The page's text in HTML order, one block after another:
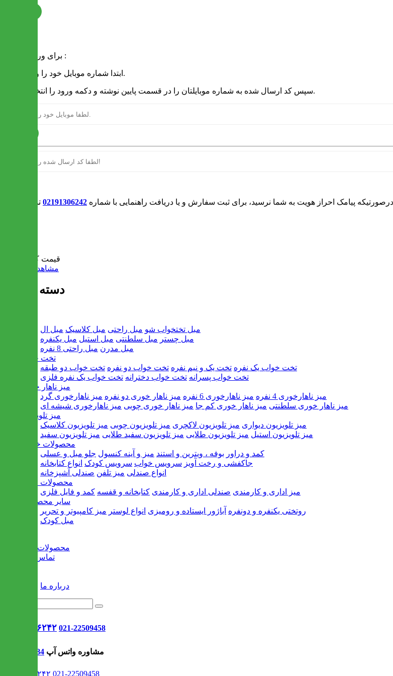
برای ورود به سایت :
1 - ابتدا شماره موبایل خود را وارد کنید.
2 - سپس کد ارسال شده به شماره موبایلتان را در قسمت پایین نوشته و دکمه ورود را انتخاب کنید.
درصورتیکه پیامک احراز هویت به شما نرسید، برای ثبت سفارش و یا دریافت راهنمایی با شماره 02191306242 تماس بگیرید
قیمت کل:
مشاهده سبد خرید
دسته بندی ها
مبل تختخواب شو مبل راحتی مبل کلاسیک مبل ال
مبل چستر مبل سلطنتی مبل استیل مبل یکنفره
مبل مدرن مبل راحتی 8 نفره
تخت خواب
تخت خواب یک نفره تخت یک و نیم نفره تخت خواب دو نفره تخت خواب دو طبقه
تخت خواب پسرانه تخت خواب دخترانه تخت خواب یک نفره فلزی
میز ناهار خوری
میز ناهارخوری 4 نفره
میز ناهارخوری 6 نفره میز ناهار خوری دو نفره میز ناهارخوری گرد
میز ناهار خوری سلطنتی میز ناهار خوری کم جا میز ناهار خوری چوبی میز ناهارخوری شیشه ای
میز تلویزیون
میز تلویزیون دیواری میز تلویزیون لاکچری میز تلویزیون چوبی میز تلویزیون کلاسیک
میز تلویزیون استیل میز تلویزیون طلایی میز تلویزیون سفید طلایی میز تلویزیون سفید
محصولات خانگی
کمد و دراور بوفه ، ویترین و استند میز و آینه کنسول جلو مبل و عسلی
جاکفشی و رخت آویز سرویس خواب سرویس کودک انواع کتابخانه
انواع صندلی میز تلفن صندلی آشپزخانه
محصولات اداری
میز اداری و کارمندی صندلی اداری و کارمندی کتابخانه و قفسه کمد و فایل فلزی
سایر محصولات
روتختی یکنفره و دونفره آباژور ایستاده و رومیزی انواع لوستر میز کامپیوتر و تحریر
مبل کودک
محصولات جدید
تماس با ما
درباره ما
021-۹۱۳۰۶۲۴۲ 021-22509458
09302308484 مشاوره واتس آپ
021-۹۱۳۰۶۲۴۲ 021-22509458